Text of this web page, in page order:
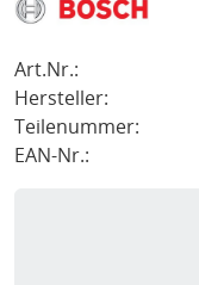
Art.Nr.:
Hersteller:
Teilenummer:
EAN-Nr.: